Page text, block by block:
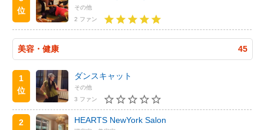
位
その他
2 ファン
美容・健康 45
1
位
ダンスキャット
その他
3 ファン
2
HEARTS NewYork Salon